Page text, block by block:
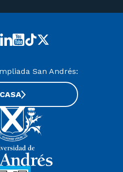
San Andrés:
CASA